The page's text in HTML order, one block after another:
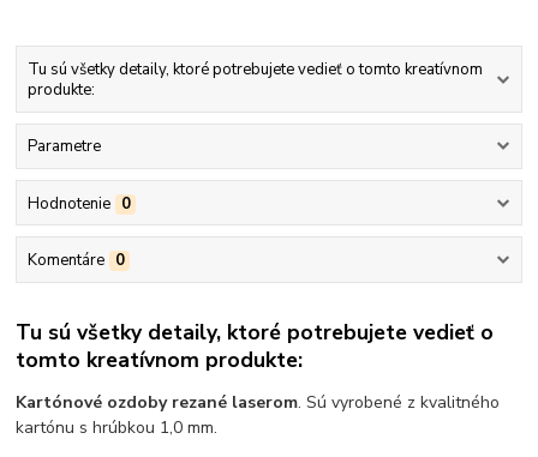
Tu sú všetky detaily, ktoré potrebujete vedieť o tomto kreatívnom
produkte:
Parametre
Hodnotenie 0
Komentáre 0
Tu sú všetky detaily, ktoré potrebujete vedieť o
tomto kreatívnom produkte:
Kartónové ozdoby rezané laserom. Sú vyrobené z kvalitného
kartónu s hrúbkou 1,0 mm.